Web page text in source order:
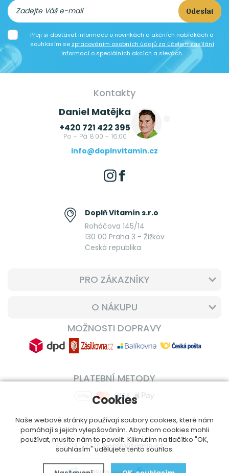
Odeslat
Přeji si dostávat informace o novinkách a akčních nabídkách a
souhlasím se zpracováním osobních údajů za účelem zasílání
informací o speciálních akcích a slevách.
Kontakty
Daniel Matějka
+420 721 422 395
Po - Pá 8:00 - 16:00
info@doplnvitamin.cz
Doplň Vitamín s.r.o
Roháčova 145/14
130 00 Praha 3 - Žižkov
Česká republika
PRO ZÁKAZNÍKY
O NÁKUPU
MOŽNOSTI DOPRAVY
PLATEBNÍ METODY
© 2014 - 2026DoplnVitamin.cz
Cookies
Naše webové stránky používají soubory cookies, které nám
pomáhají s jejich vylepšováním. Abychom cookies mohli
používat, musíte nám to povolit. Kliknutím na tlačítko "OK,
souhlasím" udělujete tento souhlas.